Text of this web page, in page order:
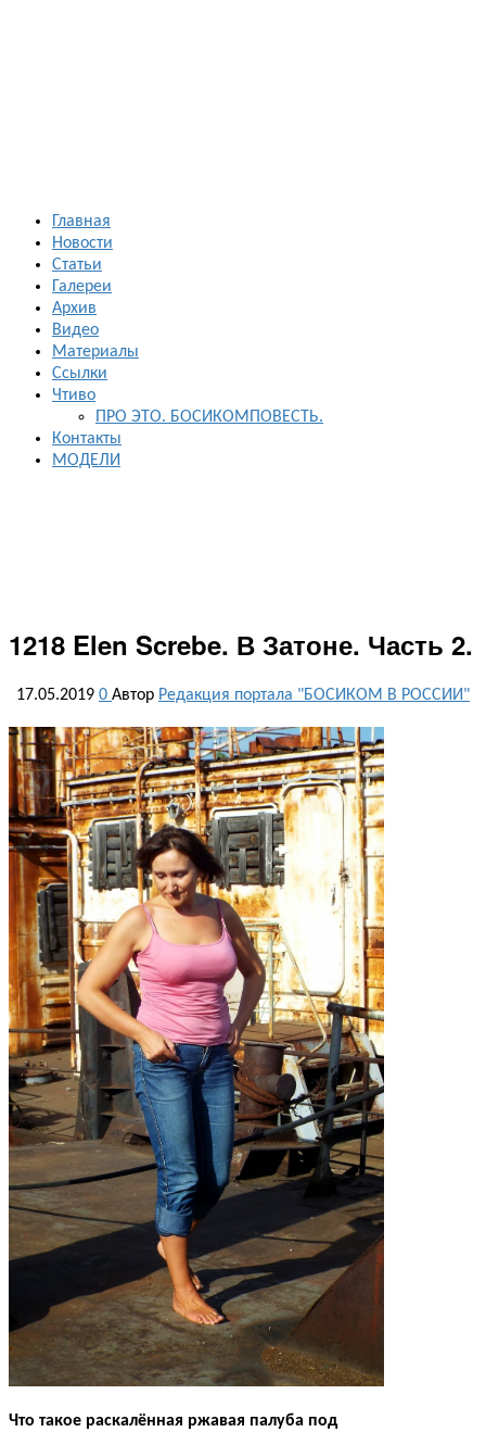
Главная
Новости
Статьи
Галереи
Архив
Видео
Материалы
Ссылки
Чтиво
ПРО ЭТО. БОСИКОМПОВЕСТЬ.
Контакты
МОДЕЛИ
1218 Elen Screbe. В Затоне. Часть 2.
17.05.2019 0 Автор Редакция портала "БОСИКОМ В РОССИИ"
Что такое раскалённая ржавая палуба под